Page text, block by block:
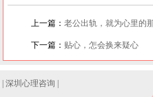
上一篇： 老公出轨，就为心里的
下一篇： 贴心，怎会换来疑心
深圳心理咨询